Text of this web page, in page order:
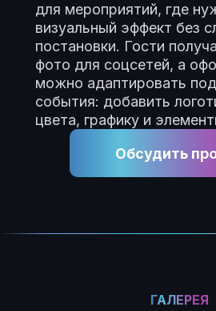
для мероприятий, где
визуальный эффект без
постановки. Гости
фото для соцсетей, а
можно адаптировать
события: добавить
цвета, графику и
Обсудить
ГАЛЕРЕЯ